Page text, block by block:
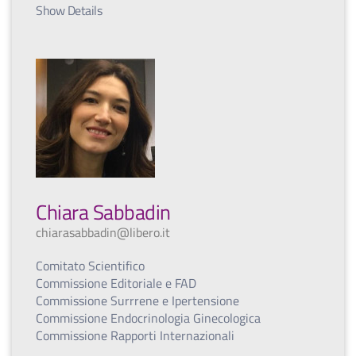
Show Details
Chiara Sabbadin
chiarasabbadin@libero.it
Comitato Scientifico
Commissione Editoriale e FAD
Commissione Surrrene e Ipertensione
Commissione Endocrinologia Ginecologica
Commissione Rapporti Internazionali